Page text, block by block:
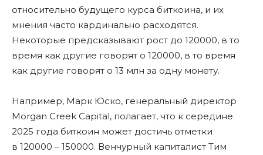
относительно будущего курса биткоина, и их
мнения часто кардинально расходятся.
Некоторые предсказывают рост до 120000, в то
время как другие говорят о 120000, в то время
как другие говорят о 13 млн за одну монету.
Например, Марк Юско, генеральный директор
Morgan Creek Capital, полагает, что к середине
2025 года биткоин может достичь отметки
в 120000 – 150000. Венчурный капиталист Тим